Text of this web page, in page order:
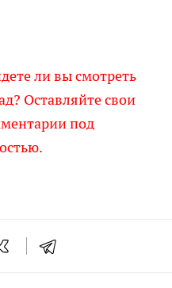
ли вы смотреть
Оставляйте свои
под